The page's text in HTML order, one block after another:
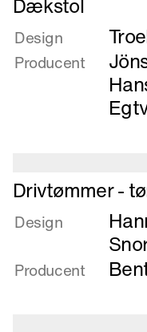
mere
om
Dækstol
Design
Producent
Læs
mere
om
tømmerstol
Drivtømmer -
Design
Producent